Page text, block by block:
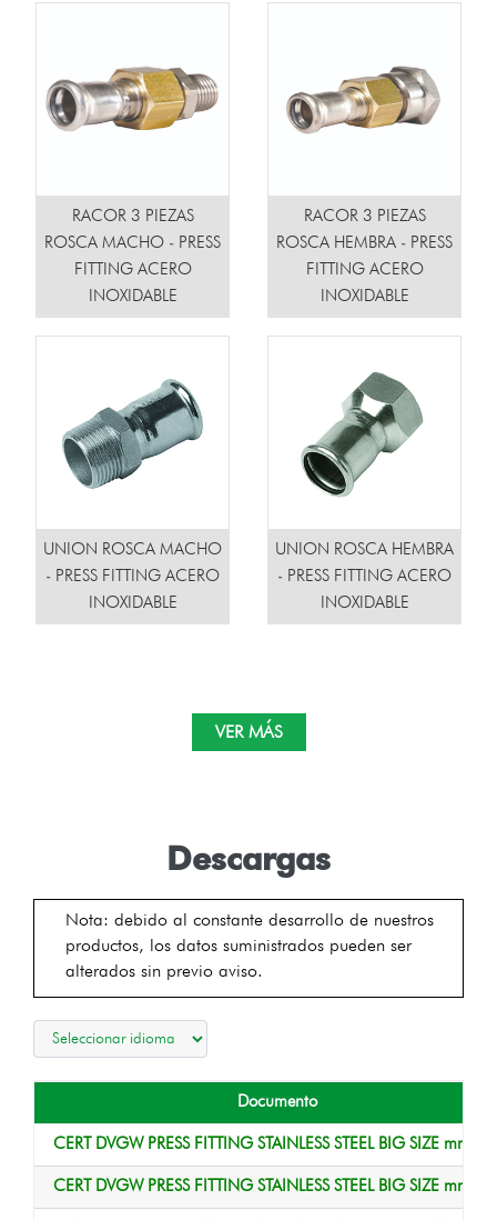
RACOR 3 PIEZAS
ROSCA MACHO - PRESS
FITTING ACERO
INOXIDABLE
RACOR 3 PIEZAS
ROSCA HEMBRA - PRESS
FITTING ACERO
INOXIDABLE
UNION ROSCA MACHO
- PRESS FITTING ACERO
INOXIDABLE
UNION ROSCA HEMBRA
- PRESS FITTING ACERO
INOXIDABLE
VER MÁS
Descargas
Nota: debido al constante desarrollo de nuestros
productos, los datos suministrados pueden ser
alterados sin previo aviso.
Documento
CERT DVGW PRESS FITTING STAINLESS STEEL BIG SIZE
CERT DVGW PRESS FITTING STAINLESS STEEL BIG SIZE